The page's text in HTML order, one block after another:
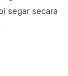
segar secara